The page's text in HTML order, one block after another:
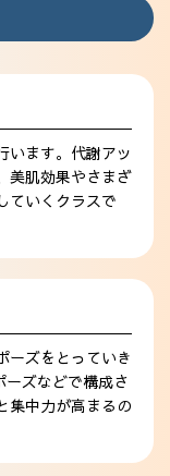
います。代謝アッ
美肌効果やさまざ
ていくクラスで
ーズをとっていき
ズなどで構成さ
集中力が高まるの